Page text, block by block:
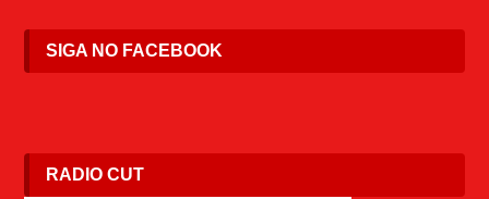
SIGA NO FACEBOOK
RADIO CUT